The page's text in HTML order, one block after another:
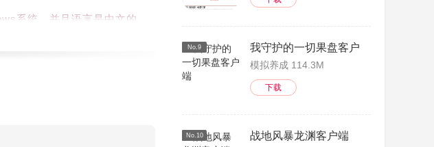
系统，并且语言是中文的，
爵位当君主随着领土逐渐扩
力。
No.9 我守护的一切果盘客户端
模拟养成 114.3M
下载
No.10 战地风暴龙渊客户端